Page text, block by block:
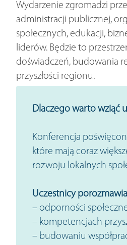
Wydarzenie zgromadzi
administracji publicznej,
społecznych, edukacji,
liderów. Będzie to
doświadczeń, budowania
przyszłości regionu.
Dlaczego warto wziąć
Konferencja
które mają coraz
rozwoju lokalnych
Uczestnicy
– odporności
– kompetencjach
– budowaniu